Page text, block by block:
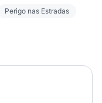
Perigo nas Estradas